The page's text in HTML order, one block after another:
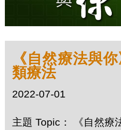
《自然療法與
類療法
2022-07-01
主題 Topic： 《自然療